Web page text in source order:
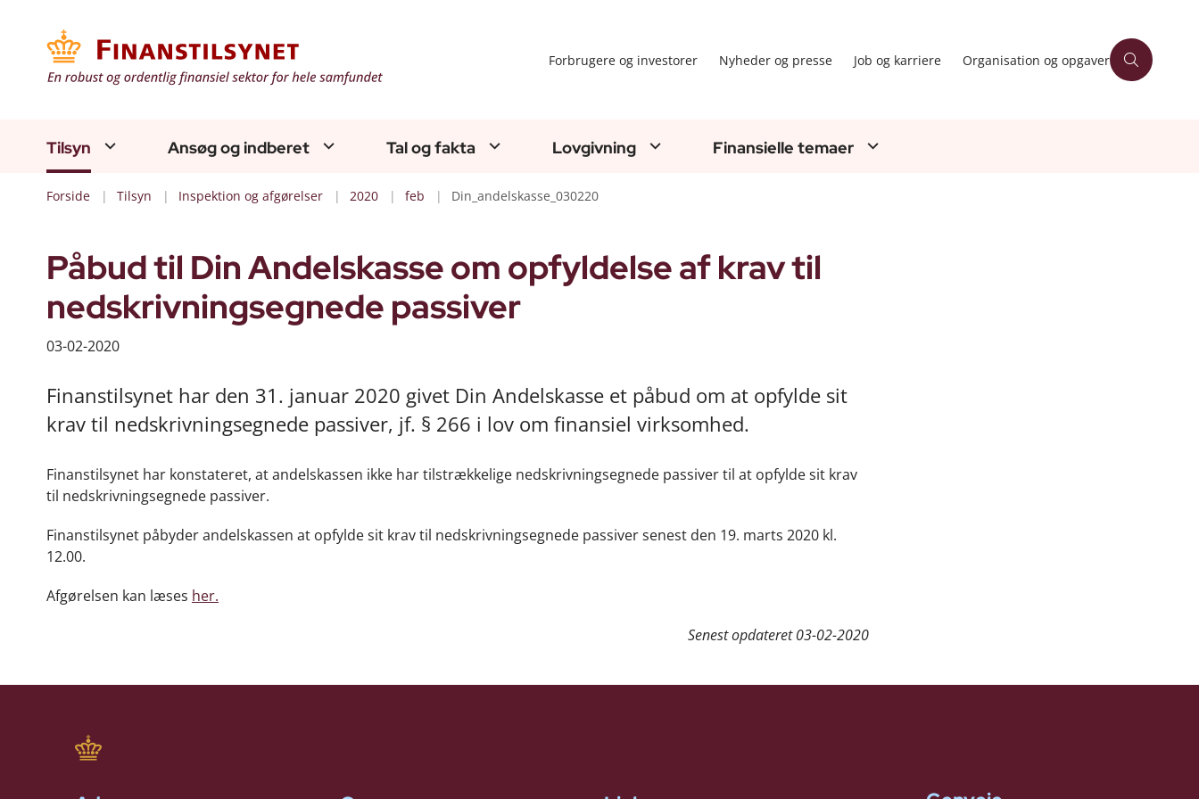
Forbrugere og investorer Nyheder og presse Job og karriere Organisation og opgaver
Tilsyn Ansøg og indberet Tal og fakta Lovgivning Finansielle temaer
Forside Tilsyn Inspektion og afgørelser 2020 feb Din_andelskasse_030220
Påbud til Din Andelskasse om opfyldelse af krav til
nedskrivningsegnede passiver
03-02-2020
Finanstilsynet har den 31. januar 2020 givet Din Andelskasse et påbud om at opfylde sit
krav til nedskrivningsegnede passiver, jf. § 266 i lov om finansiel virksomhed.
Finanstilsynet har konstateret, at andelskassen ikke har tilstrækkelige nedskrivningsegnede passiver til at opfylde sit krav
til nedskrivningsegnede passiver.
Finanstilsynet påbyder andelskassen at opfylde sit krav til nedskrivningsegnede passiver senest den 19. marts 2020 kl.
12.00.
Afgørelsen kan læses her.
Senest opdateret03-02-2020